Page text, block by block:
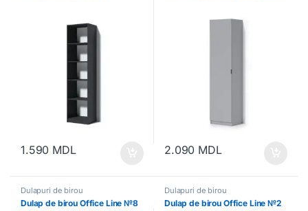
1.590 MDL 2.090 MDL
Dulapuri de birou
Dulap de birou Office Line №8
Dulapuri de birou
Dulap de birou Office Line №2